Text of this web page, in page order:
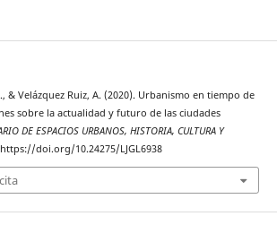
& Velázquez Ruiz, A. (2020). Urbanismo en tiempo de
sobre la actualidad y futuro de las ciudades
DE ESPACIOS URBANOS, HISTORIA, CULTURA Y
https://doi.org/10.24275/LJGL6938